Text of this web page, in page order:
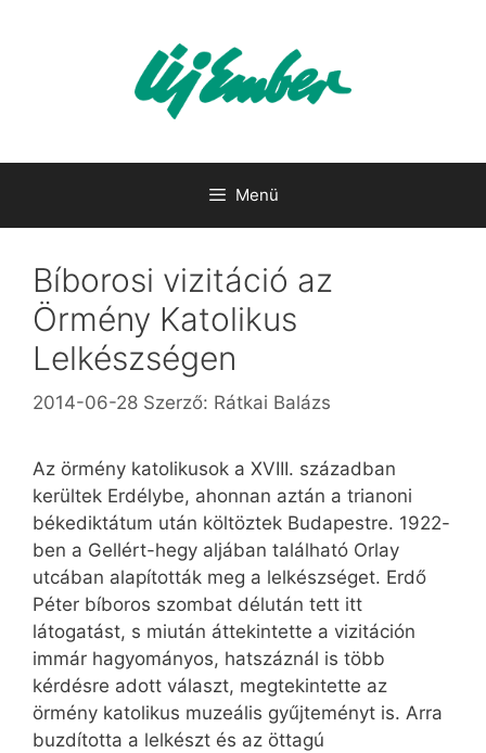
Menü
Bíborosi vizitáció az
Örmény Katolikus
Lelkészségen
2014-06-28 Szerző: Rátkai Balázs
Az örmény katolikusok a XVIII. században
kerültek Erdélybe, ahonnan aztán a trianoni
békediktátum után költöztek Budapestre. 1922-
ben a Gellért-hegy aljában található Orlay
utcában alapították meg a lelkészséget. Erdő
Péter bíboros szombat délután tett itt
látogatást, s miután áttekintette a vizitáción
immár hagyományos, hatszáznál is több
kérdésre adott választ, megtekintette az
örmény katolikus muzeális gyűjteményt is. Arra
buzdította a lelkészt és az öttagú